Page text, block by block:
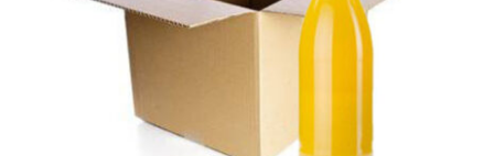
AJOUTER AU PANIER
/
DÉTAILS